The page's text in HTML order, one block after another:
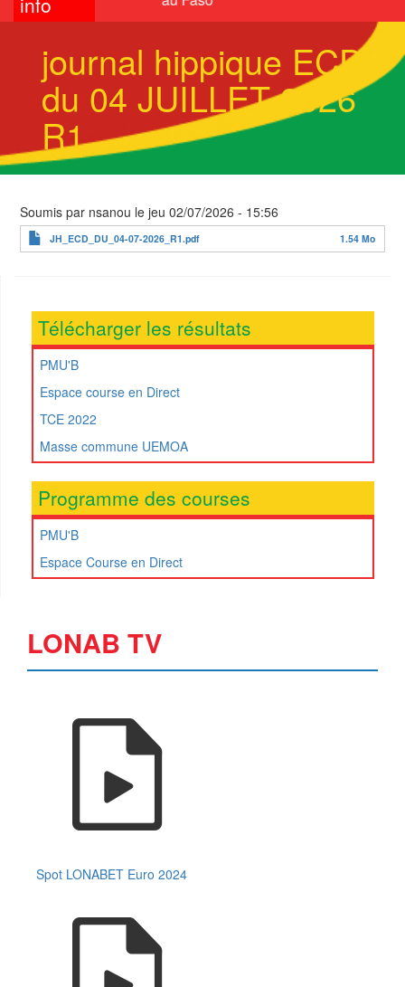
journal hippique ECD
du 04 JUILLET 2026
R1
Soumis par nsanou le jeu 02/07/2026 - 15:56
JH_ECD_DU_04-07-2026_R1.pdf 1.54 Mo
Télécharger les résultats
PMU'B
Espace course en Direct
TCE 2022
Masse commune UEMOA
Programme des courses
PMU'B
Espace Course en Direct
LONAB TV
Spot LONABET Euro 2024